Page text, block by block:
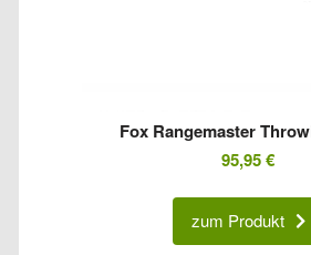
Fox Rangemaster
95,95€
zum Produkt